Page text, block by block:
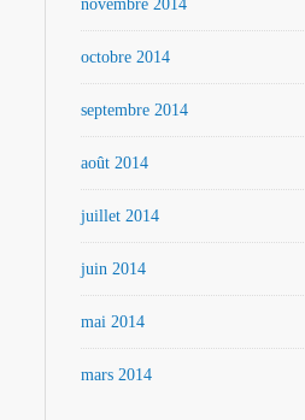
novembre 2014
octobre 2014
septembre 2014
août 2014
juillet 2014
juin 2014
mai 2014
mars 2014